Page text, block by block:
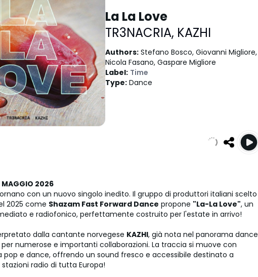
La La Love
TR3NACRIA, KAZHI
Authors: Stefano Bosco, Giovanni Migliore,
Nicola Fasano, Gaspare Migliore
Label: Time
Type: Dance
MAGGIO 2026
con un nuovo singolo inedito. Il gruppo di produttori italiani scelto
2025 come Shazam Fast Forward Dance propone "La-La Love", un
e radiofonico, perfettamente costruito per l'estate in arrivo!
dalla cantante norvegese KAZHI, già nota nel panorama dance
numerose e importanti collaborazioni. La traccia si muove con
pop e dance, offrendo un sound fresco e accessibile destinato a
radio di tutta Europa!